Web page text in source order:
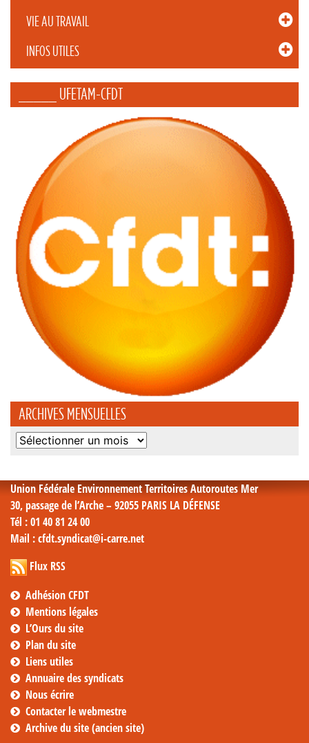
VIE AU TRAVAIL
INFOS UTILES
_____ UFETAM-CFDT
ARCHIVES MENSUELLES
Archives
Union Fédérale Environnement Territoires Autoroutes Mer
30, passage de l’Arche – 92055 PARIS LA DÉFENSE
Tél : 01 40 81 24 00
Mail : cfdt.syndicat@i-carre.net
Flux RSS
Adhésion CFDT
Mentions légales
L’Ours du site
Plan du site
Liens utiles
Annuaire des syndicats
Nous écrire
Contacter le webmestre
Archive du site (ancien site)